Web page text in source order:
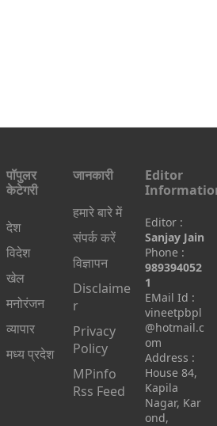
पॉपुलर
केटेगरी
देश
विदेश
खेल
मनोरंजन
व्यापार
मध्य प्रदेश
जानकारी
हमारे बारे में
संपर्क करें
विज्ञापन
Disclaime
r
Privacy
Policy
MPinfo
Rss Feed
Editor
Editor :
Sanjay Jain
Phone :
989394052
1
EMail Id :
vineetpbpl
@hotmail.c
om
Address :
House 84,
Kapila
Nagar, Kar
ond,